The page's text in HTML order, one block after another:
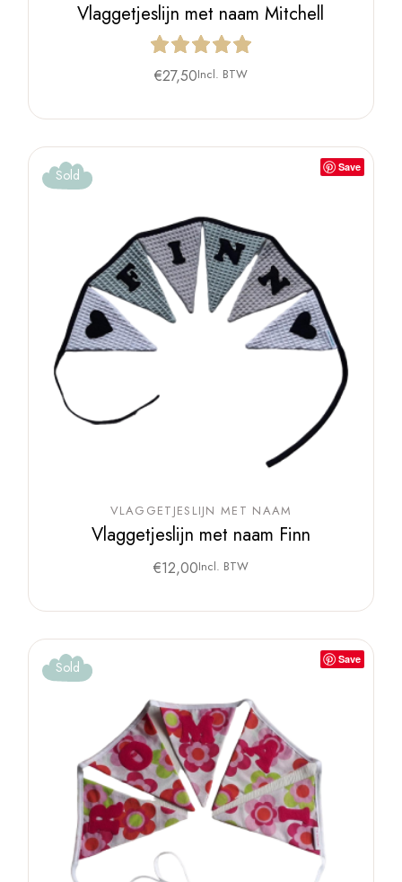
Vlaggetjeslijn met naam Mitchell
€27,50Incl. BTW
Save
Sold
VLAGGETJESLIJN MET NAAM
Vlaggetjeslijn met naam Finn
€12,00Incl. BTW
Save
Sold